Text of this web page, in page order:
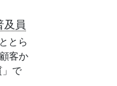
員
とら
客か
で